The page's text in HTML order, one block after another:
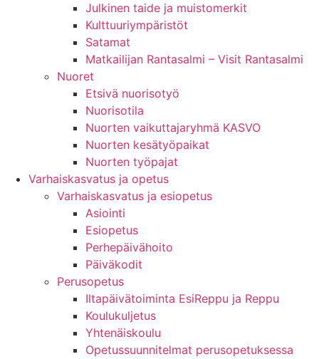
Julkinen taide ja muistomerkit
Kulttuuriympäristöt
Satamat
Matkailijan Rantasalmi – Visit Rantasalmi
Nuoret
Etsivä nuorisotyö
Nuorisotila
Nuorten vaikuttajaryhmä KASVO
Nuorten kesätyöpaikat
Nuorten työpajat
Varhaiskasvatus ja opetus
Varhaiskasvatus ja esiopetus
Asiointi
Esiopetus
Perhepäivähoito
Päiväkodit
Perusopetus
Iltapäivätoiminta EsiReppu ja Reppu
Koulukuljetus
Yhtenäiskoulu
Opetussuunnitelmat perusopetuksessa